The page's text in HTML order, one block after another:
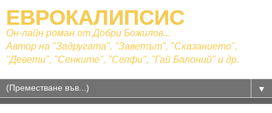
ЕВРОКАЛИПСИС
Он-лайн роман от Добри Божилов...
Автор на "Задругата", "Заветът", "Сказанието",
"Девети", "Сенките", "Селфи", "Гай Балоний" и др.
▼